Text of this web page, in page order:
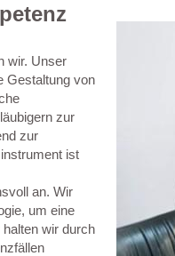
wir. Unser
Gestaltung von
zur
zur
ist
an. Wir
um eine
wir durch